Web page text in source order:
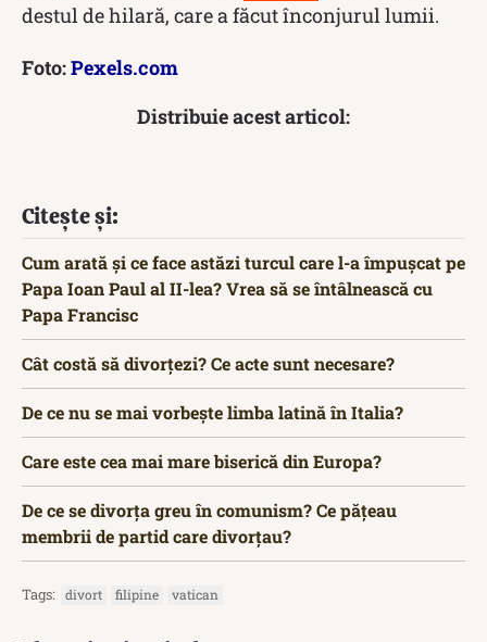
destul de hilară, care a făcut înconjurul lumii.
Foto:Pexels.com
Distribuie acest articol:
Citește și:
Cum arată și ce face astăzi turcul care l-a împușcat pe
Papa Ioan Paul al II-lea? Vrea să se întâlnească cu
Papa Francisc
Cât costă să divorțezi? Ce acte sunt necesare?
De ce nu se mai vorbește limba latină în Italia?
Care este cea mai mare biserică din Europa?
De ce se divorța greu în comunism? Ce pățeau
membrii de partid care divorțau?
Tags: divort filipine vatican